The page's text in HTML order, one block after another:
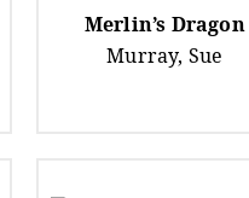
Merlin’s Dragon
Murray, Sue